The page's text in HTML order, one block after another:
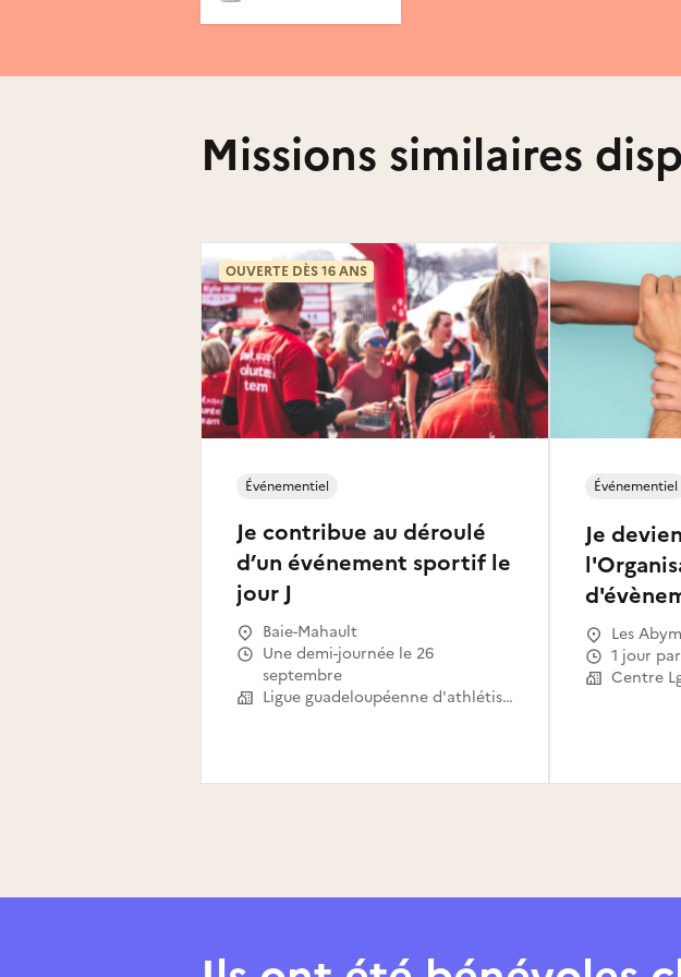
Missions similaires
Je contribue au déroulé
d’un événement sportif le
jour J
Événementiel
Baie-Mahault
Une demi-journée le 26
septembre
Ligue guadeloupéenne d'athlétisme
OUVERTE DÈS 16 ANS
Je
Haine
Événementiel
Les
1 jour
Centre